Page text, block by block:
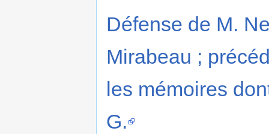
Défense de M.
Mirabeau ;
les mémoires
G.